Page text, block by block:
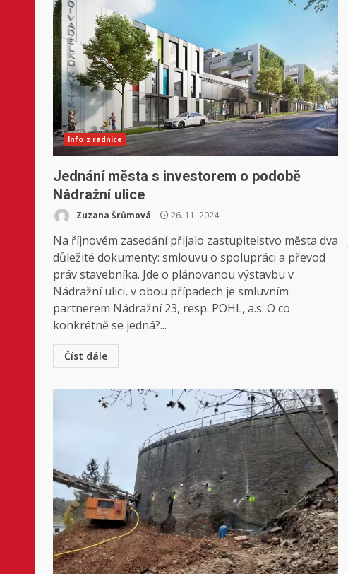
Info z radnice
Jednání města s investorem o podobě
Nádražní ulice
Zuzana Šrůmová 26. 11. 2024
Na říjnovém zasedání přijalo zastupitelstvo města dva
důležité dokumenty: smlouvu o spolupráci a převod
práv stavebníka. Jde o plánovanou výstavbu v
Nádražní ulici, v obou případech je smluvním
partnerem Nádražní 23, resp. POHL, a.s. O co
konkrétně se jedná?...
Číst dále